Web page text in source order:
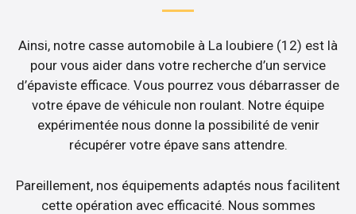
Ainsi, notre casse automobile à La loubiere (12) est là
pour vous aider dans votre recherche d’un service
d’épaviste efficace. Vous pourrez vous débarrasser de
votre épave de véhicule non roulant. Notre équipe
expérimentée nous donne la possibilité de venir
récupérer votre épave sans attendre.
Pareillement, nos équipements adaptés nous facilitent
cette opération avec efficacité. Nous sommes